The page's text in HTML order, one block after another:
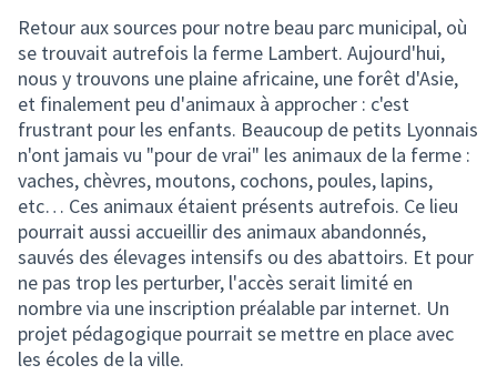
Retour aux sources pour notre beau parc municipal, où
se trouvait autrefois la ferme Lambert. Aujourd'hui,
nous y trouvons une plaine africaine, une forêt d'Asie,
et finalement peu d'animaux à approcher : c'est
frustrant pour les enfants. Beaucoup de petits Lyonnais
n'ont jamais vu "pour de vrai" les animaux de la ferme :
vaches, chèvres, moutons, cochons, poules, lapins,
etc… Ces animaux étaient présents autrefois. Ce lieu
pourrait aussi accueillir des animaux abandonnés,
sauvés des élevages intensifs ou des abattoirs. Et pour
ne pas trop les perturber, l'accès serait limité en
nombre via une inscription préalable par internet. Un
projet pédagogique pourrait se mettre en place avec
les écoles de la ville.